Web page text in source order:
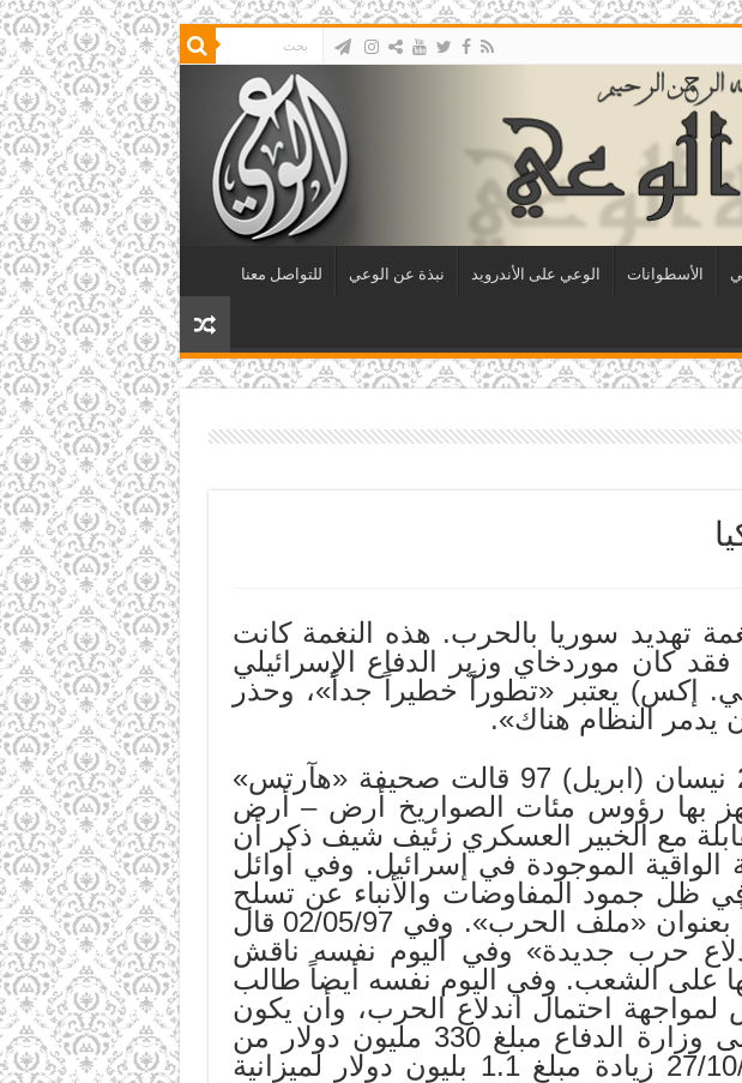
الأسطوانات الوعي على الأندرويد نبذة عن الوعي للتواصل معنا
عادت إسرائيل إلى نغمة تهديد سوريا بالحرب. هذه النغمة كانت
قد أطلقتها في تشرين الثاني (نوفمبر) 1996. فقد كان موردخاي وزير الدفاع الإسرائيلي
(في. إكس) يعتبر «تطوراً خطيراً جداً»، وحذر
يدمر النظام هناك».
وقد خفتت نغمة التهديد فترة لتعود من جديد، ففي 29 نيسان (ابريل) 97 قالت صحيفة «هآرتس»
بها رؤوس مئات الصواريخ أرض – أرض
مع الخبير العسكري زئيف شيف ذكر أن
الواقية الموجودة في إسرائيل. وفي أوائل
أنه في ظل جمود المفاوضات والأنباء عن تسلح
الجيش السوري فتحت وزارة الخارجية الإسرائيلية ملفاً بعنوان «ملف الحرب». وفي 02/05/97 قال
حرب جديدة» وفي اليوم نفسه ناقش
على الشعب. وفي اليوم نفسه أيضاً طالب
لمواجهة احتمال اندلاع الحرب، وأن يكون
الاستعداد للحرب أكثر واقعية. وقد حولت إسرائيل إلى وزارة الدفاع مبلغ 330 مليون دولار من
مشروعات أخرى. علماً أن شاحاك كان طلب في 27/10/96 زيادة مبلغ 1.1 بليون دولار لميزانية